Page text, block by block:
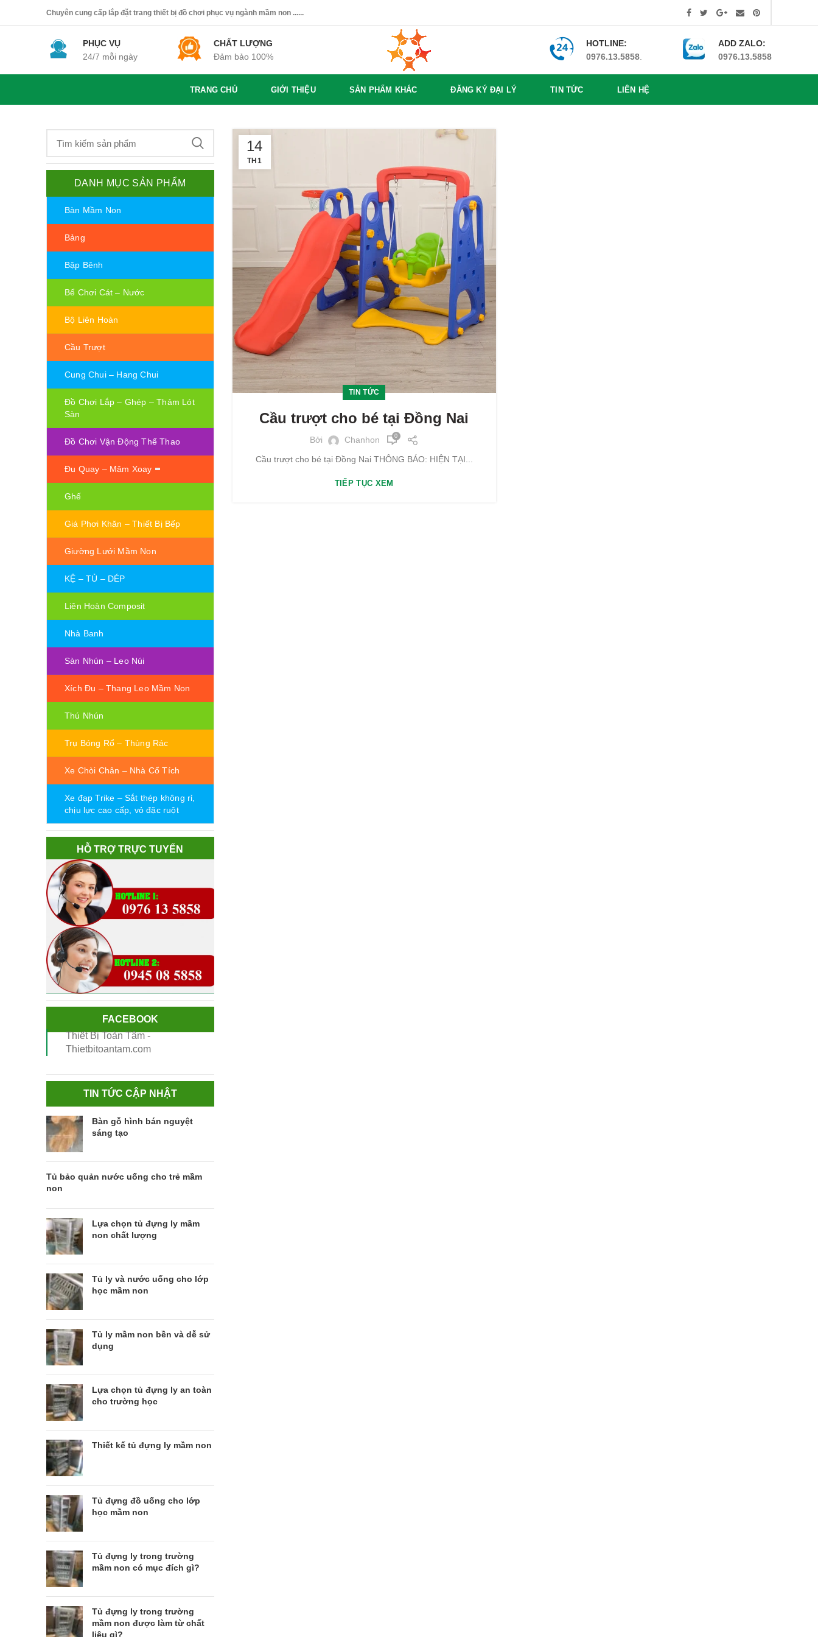
Chuyên cung cấp lắp đặt trang thiết bị đồ chơi phục vụ ngành mầm non ......
PHỤC VỤ
24/7 mỗi ngày
CHẤT LƯỢNG
Đảm bảo 100%
HOTLINE:
0976.13.5858
ADD ZALO:
0976.13.5858
TRANG CHỦ GIỚI THIỆU SẢN PHẨM KHÁC ĐĂNG KÝ ĐẠI LÝ TIN TỨC LIÊN HỆ
14
TH1
TIN TỨC
Cầu trượt cho bé tại Đồng Nai
Bởi Chanhon 0
Cầu trượt cho bé tại Đồng Nai THÔNG BÁO: HIỆN TẠI...
TIẾP TỤC XEM
DANH MỤC SẢN PHẨM
Bàn Mầm Non
Bảng
Bập Bênh
Bể Chơi Cát – Nước
Bộ Liên Hoàn
Cầu Trượt
Cung Chui – Hang Chui
Đồ Chơi Lắp – Ghép – Thảm Lót
Sàn
Đồ Chơi Vận Động Thể Thao
Đu Quay – Mâm Xoay
Ghế
Giá Phơi Khăn – Thiết Bị Bếp
Giường Lưới Mầm Non
KỆ – TỦ – DÉP
Liên Hoàn Composit
Nhà Banh
Sàn Nhún – Leo Núi
Xích Đu – Thang Leo Mầm Non
Thú Nhún
Trụ Bóng Rổ – Thùng Rác
Xe Chòi Chân – Nhà Cổ Tích
Xe đạp Trike – Sắt thép không rỉ,
chịu lực cao cấp, vỏ đặc ruột
HỖ TRỢ TRỰC TUYẾN
FACEBOOK
Thiết Bị Toàn Tâm -
Thietbitoantam.com
TIN TỨC CẬP NHẬT
Bàn gỗ hình bán nguyệt
sáng tạo
Tủ bảo quản nước uống cho trẻ mầm
non
Lựa chọn tủ đựng ly mầm
non chất lượng
Tủ ly và nước uống cho lớp
học mầm non
Tủ ly mầm non bền và dễ sử
dụng
Lựa chọn tủ đựng ly an toàn
cho trường học
Thiết kế tủ đựng ly mầm non
Tủ đựng đồ uống cho lớp
học mầm non
Tủ đựng ly trong trường
mầm non có mục đích gì?
Tủ đựng ly trong trường
mầm non được làm từ chất
liệu gì?